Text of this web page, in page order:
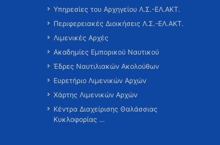
Υπηρεσίες του Αρχηγείου Λ.Σ.-ΕΛ.ΑΚΤ.
Περιφερειακές Διοικήσεις Λ.Σ.-ΕΛ.ΑΚΤ.
Λιμενικές Αρχές
Ακαδημίες Εμπορικού Ναυτικού
Έδρες Ναυτιλιακών Ακολούθων
Ευρετήριο Λιμενικών Αρχών
Χάρτης Λιμενικών Αρχών
Κέντρα Διαχείρισης Θαλάσσιας
Κυκλοφορίας …